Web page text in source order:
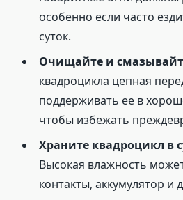
особенно если часто
суток.
Очищайте и
квадроцикла цепная
поддерживать ее в
чтобы избежать
Храните квадроцикл в
Высокая влажность
контакты, аккумулятор и